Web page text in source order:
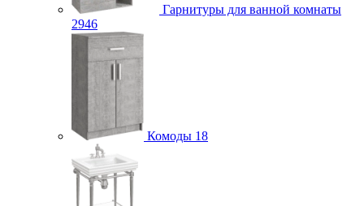
Гарнитуры для ванной комнаты
2946
Комоды 18